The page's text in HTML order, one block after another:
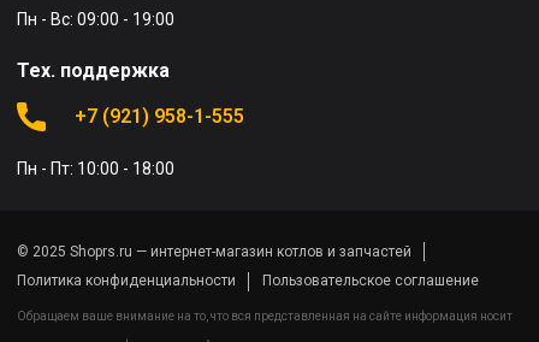
Пн - Вс: 09:00 - 19:00
Тех. поддержка
+7 (921) 958-1-555
Пн - Пт: 10:00 - 18:00
© 2025 Shoprs.ru — интернет-магазин котлов и запчастей
Политика конфиденциальности
Пользовательское соглашение
Обращаем ваше внимание на то, что вся представленная на сайте информация носит